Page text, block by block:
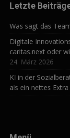
Letzte
Was sagt das
Digitale
caritas.next oder
24. März 2026
KI in der
als ein nettes Extra